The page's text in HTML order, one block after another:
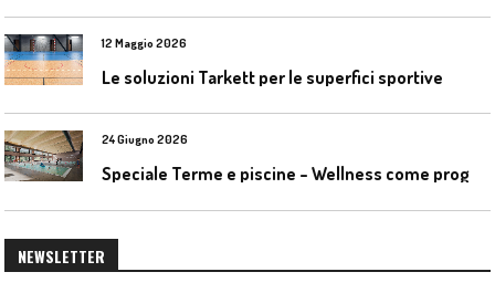
12 Maggio 2026
Le soluzioni Tarkett per le superfici sportive
24 Giugno 2026
NEWSLETTER